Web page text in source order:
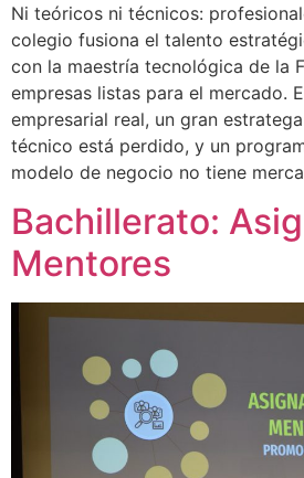
Ni teóricos ni técnicos:
colegio fusiona el talento
con la maestría tecnológica de la
empresas listas para el mercado.
empresarial real, un gran
técnico está perdido, y un
modelo de negocio no tiene
Bachillerato:
Mentores